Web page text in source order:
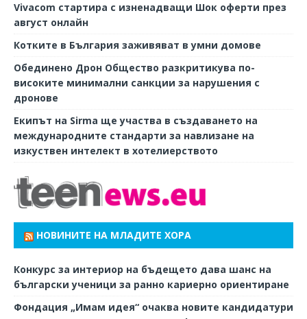
Vivacom стартира с изненадващи Шок оферти през
август онлайн
Котките в България заживяват в умни домове
Обединено Дрон Общество разкритикува по-
високите минимални санкции за нарушения с
дронове
Екипът на Sirma ще участва в създаването на
международните стандарти за навлизане на
изкуствен интелект в хотелиерството
НОВИНИТЕ НА МЛАДИТЕ ХОРА
Конкурс за интериор на бъдещето дава шанс на
български ученици за ранно кариерно ориентиране
Фондация „Имам идея“ очаква новите кандидатури